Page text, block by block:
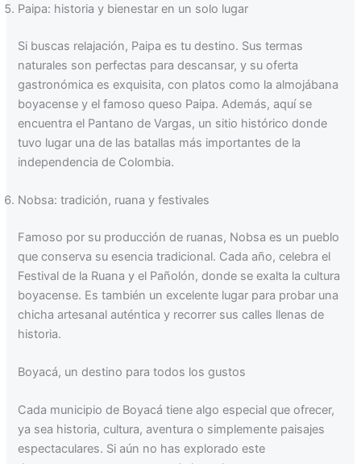
Paipa: historia y bienestar en un solo lugar
Si buscas relajación, Paipa es tu destino. Sus termas
naturales son perfectas para descansar, y su oferta
gastronómica es exquisita, con platos como la almojábana
boyacense y el famoso queso Paipa. Además, aquí se
encuentra el Pantano de Vargas, un sitio histórico donde
tuvo lugar una de las batallas más importantes de la
independencia de Colombia.
Nobsa: tradición, ruana y festivales
Famoso por su producción de ruanas, Nobsa es un pueblo
que conserva su esencia tradicional. Cada año, celebra el
Festival de la Ruana y el Pañolón, donde se exalta la cultura
boyacense. Es también un excelente lugar para probar una
chicha artesanal auténtica y recorrer sus calles llenas de
historia.
Boyacá, un destino para todos los gustos
Cada municipio de Boyacá tiene algo especial que ofrecer,
ya sea historia, cultura, aventura o simplemente paisajes
espectaculares. Si aún no has explorado este